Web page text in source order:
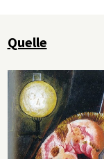
Quelle